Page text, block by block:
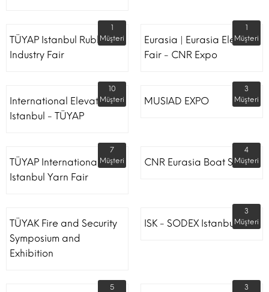
TÜYAP Istanbul Rubber
Industry Fair
1
Müşteri
Eurasia | Eurasia Elevator
Fair - CNR Expo
1
Müşteri
International Elevator
Istanbul - TÜYAP
10
Müşteri
MUSIAD EXPO
3
Müşteri
TÜYAP International
Istanbul Yarn Fair
7
Müşteri
CNR Eurasia Boat Show
4
Müşteri
TÜYAK Fire and Security
Symposium and
Exhibition
ISK - SODEX Istanbul
3
Müşteri
5
3